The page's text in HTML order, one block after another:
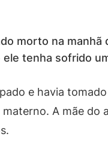
morto na manhã
ele tenha sofrido
e havia
A mãe